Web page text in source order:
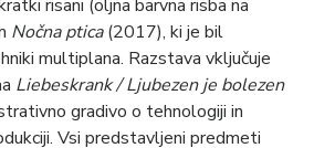
risani (oljna barvna risba na
Nočna ptica(2017), ki je bil
multiplana. Razstava vključuje
Liebeskrank / Ljubezen je bolezen
gradivo o tehnologiji in
Vsi predstavljeni predmeti